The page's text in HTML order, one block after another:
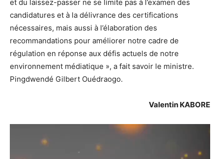
et du laissez-passer ne se limite pas à l’examen des
candidatures et à la délivrance des certifications
nécessaires, mais aussi à l’élaboration des
recommandations pour améliorer notre cadre de
régulation en réponse aux défis actuels de notre
environnement médiatique », a fait savoir le ministre.
Pingdwendé Gilbert Ouédraogo.
Valentin KABORE
Lecteur